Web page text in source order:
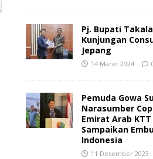
Pj. Bupati
Kunjungan
Jepang
14 Maret 2024
Pemuda Gowa
Narasumber
Emirat Arab KTT
Sampaikan
Indonesia
11 Desember 2023